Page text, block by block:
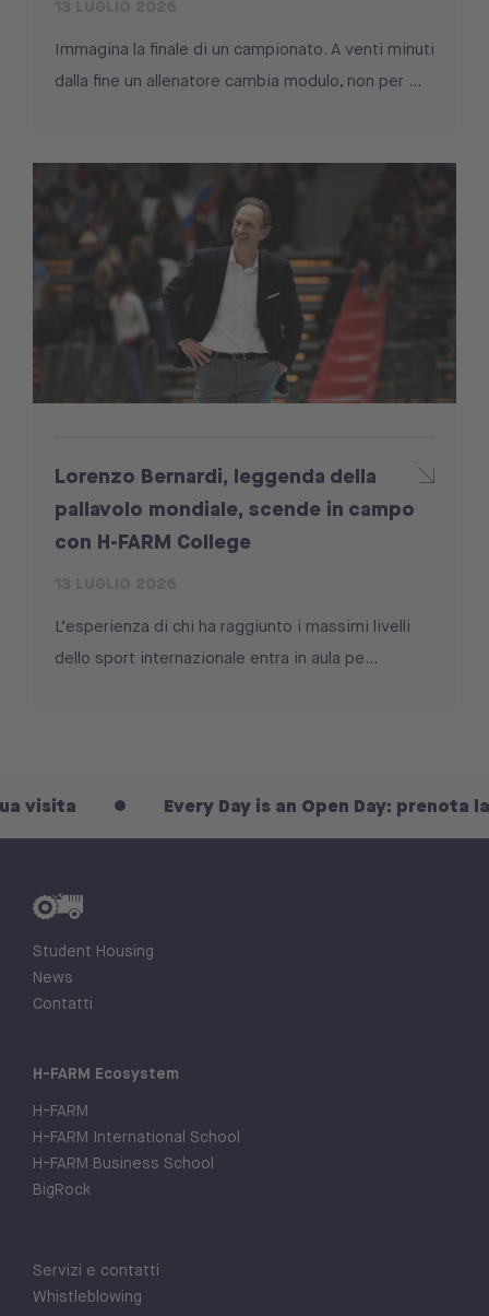
Immagina la finale di un campionato. A venti minuti
dalla fine un allenatore cambia modulo, non per ...
Lorenzo Bernardi, leggenda della
pallavolo mondiale, scende in campo
con H-FARM College
L’esperienza di chi ha raggiunto i massimi livelli
dello sport internazionale entra in aula pe...
Every Day is an Open Day: prenota la tua
Student Housing
News
Contatti
H-FARM Ecosystem
H-FARM
H-FARM International School
H-FARM Business School
BigRock
Servizi e contatti
Whistleblowing